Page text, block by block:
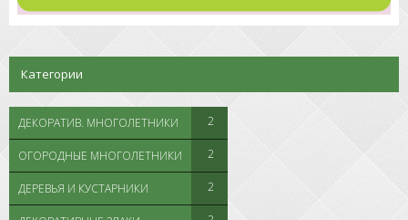
Категории
ДЕКОРАТИВ. МНОГОЛЕТНИКИ 2
ОГОРОДНЫЕ МНОГОЛЕТНИКИ 2
ДЕРЕВЬЯ И КУСТАРНИКИ 2